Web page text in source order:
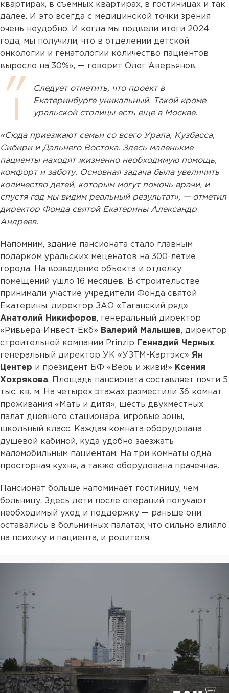
квартирах, в съемных квартирах, в гостиницах и так
далее. И это всегда с медицинской точки зрения
очень неудобно. И когда мы подвели итоги 2024
года, мы получили, что в отделении детской
онкологии и гематологии количество пациентов
выросло на 30%», — говорит Олег Аверьянов.
Следует отметить, что проект в
Екатеринбурге уникальный. Такой кроме
уральской столицы есть еще в Москве.
«Сюда приезжают семьи со всего Урала, Кузбасса,
Сибири и Дальнего Востока. Здесь маленькие
пациенты находят жизненно необходимую помощь,
комфорт и заботу. Основная задача была увеличить
количество детей, которым могут помочь врачи, и
спустя год мы видим реальный результат», — отметил
директор Фонда святой Екатерины Александр
Андреев.
Напомним, здание пансионата стало главным
подарком уральских меценатов на 300-летие
города. На возведение объекта и отделку
помещений ушло 16 месяцев. В строительстве
принимали участие учредители Фонда святой
Екатерины, директор ЗАО «Таганский ряд»
Анатолий Никифоров, генеральный директор
«Ривьера-Инвест-Екб» Валерий Малышев, директор
строительной компании Prinzip
Геннадий Черных,
генеральный директор УК «УЗТМ-Картэкс» Ян
Центер и президент БФ «Верь и живи!» Ксения
Хохрякова. Площадь пансионата составляет почти 5
тыс. кв. м. На четырех этажах разместили 36 комнат
проживания «Мать и дитя», шесть двухместных
палат дневного стационара, игровые зоны,
школьный класс. Каждая комната оборудована
душевой кабиной, куда удобно заезжать
маломобильным пациентам. На три комнаты одна
просторная кухня, а также оборудована прачечная.
Пансионат больше напоминает гостиницу, чем
больницу. Здесь дети после операций получают
необходимый уход и поддержку — раньше они
оставались в больничных палатах, что сильно влияло
на психику и пациента, и родителя.